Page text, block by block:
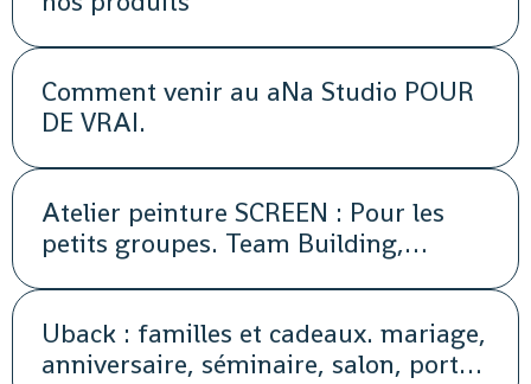
Comment venir au aNa Studio POUR
DE VRAI.
Atelier peinture SCREEN : Pour les
petits groupes. Team Building,
Uback : familles et cadeaux. mariage,
anniversaire, séminaire, salon, portes